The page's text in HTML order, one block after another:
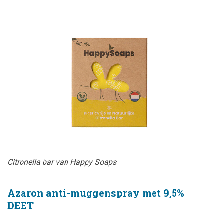
Citronella bar van Happy Soaps
Azaron anti-muggenspray met 9,5%
DEET